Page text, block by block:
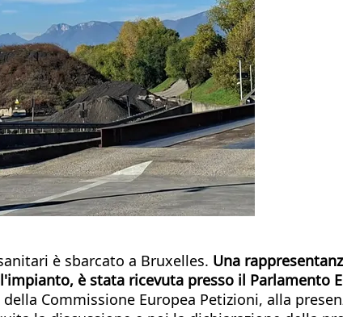
è sbarcato a Bruxelles. Una
è stata ricevuta presso il Parlamento
Commissione Europea Petizioni, alla